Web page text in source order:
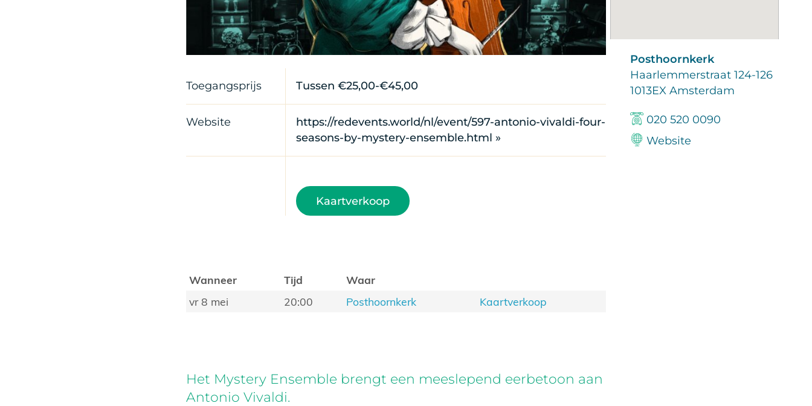
Artist
Toegangsprijs Tussen €25,00-€45,00
Website
https://redevents.world/nl/event/597-antonio-vivaldi-four-
seasons-by-mystery-ensemble.html »
Kaartverkoop
Wanneer Tijd
Waar
vr 8 mei
20:00 Posthoornkerk Kaartverkoop
Posthoornkerk
Haarlemmerstraat 124-126
1013EX Amsterdam
020 520 0090
Website
Het Mystery Ensemble brengt een meeslepend eerbetoon aan
Antonio Vivaldi.